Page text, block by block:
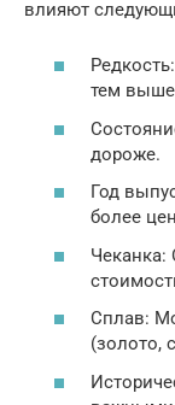
влияют
тем выше
дороже.
Год
более
Чеканка:
Сплав:
(золото,